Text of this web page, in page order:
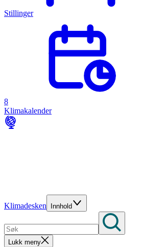
Stillinger
8
Klimakalender
Klimadesken Innhold
Lukk meny